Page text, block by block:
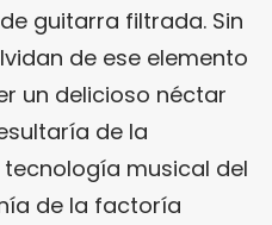
guitarra filtrada. Sin
de ese elemento
un delicioso néctar
de la
musical del
de la factoría